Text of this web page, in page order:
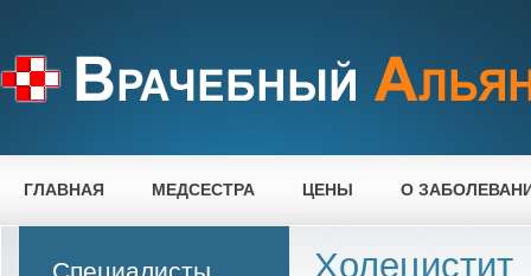
ГЛАВНАЯ МЕДСЕСТРА ЦЕНЫ О
Холецистит